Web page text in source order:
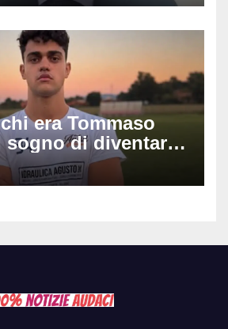
era Tommaso
di diventare
la fascia da
dolore di Bologna